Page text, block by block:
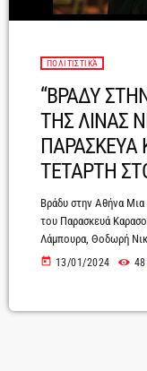
ΠΟΛΙΤΙΣΤΙΚΆ
“ΒΡΑΔΥ
ΤΗΣ ΛΙΝΑΣ
ΠΑΡΑΣΚΕΥΑ
ΤΕΤΑΡΤΗ
Βράδυ στην Αθήνα Μια
του Παρασκευά
Λάμπουρα, Θοδωρή
Είναι η στιγμή που
όλους και να
today 13/01/2024 48